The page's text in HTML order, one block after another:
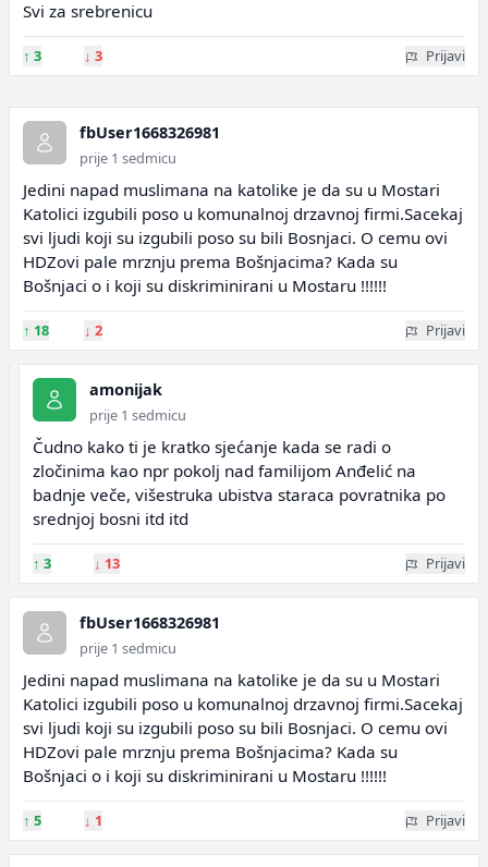
Svi za srebrenicu
↑ 3 ↓ 3 Prijavi
fbUser1668326981
prije 1 sedmicu
Jedini napad muslimana na katolike je da su u Mostari
Katolici izgubili poso u komunalnoj drzavnoj firmi.Sacekaj
svi ljudi koji su izgubili poso su bili Bosnjaci. O cemu ovi
HDZovi pale mrznju prema Bošnjacima? Kada su
Bošnjaci o i koji su diskriminirani u Mostaru !!!!!!
↑ 18 ↓ 2 Prijavi
amonijak
prije 1 sedmicu
Čudno kako ti je kratko sjećanje kada se radi o
zločinima kao npr pokolj nad familijom Anđelić na
badnje veče, višestruka ubistva staraca povratnika po
srednjoj bosni itd itd
↑ 3 ↓ 13 Prijavi
fbUser1668326981
prije 1 sedmicu
Jedini napad muslimana na katolike je da su u Mostari
Katolici izgubili poso u komunalnoj drzavnoj firmi.Sacekaj
svi ljudi koji su izgubili poso su bili Bosnjaci. O cemu ovi
HDZovi pale mrznju prema Bošnjacima? Kada su
Bošnjaci o i koji su diskriminirani u Mostaru !!!!!!
↑ 5 ↓ 1 Prijavi